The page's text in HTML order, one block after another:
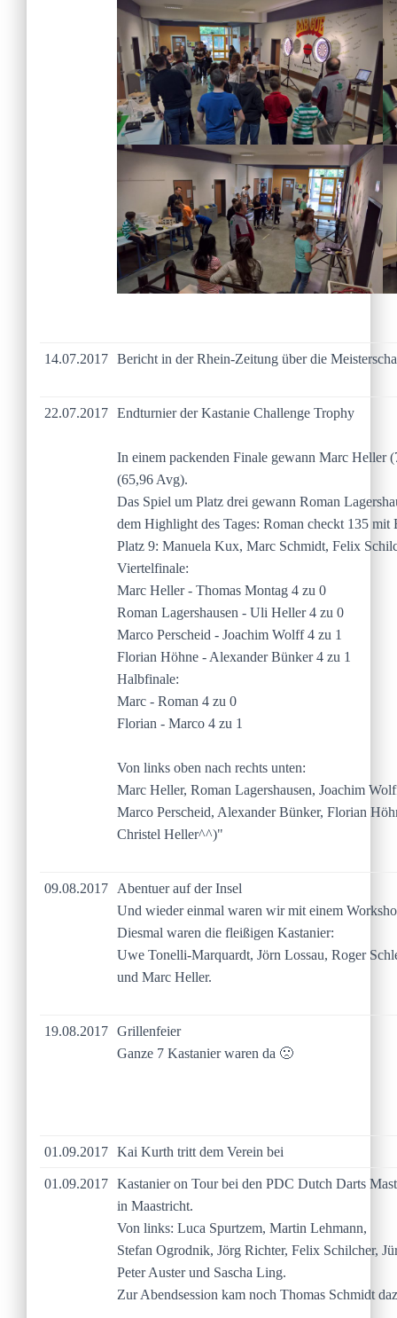
14.07.2017 Bericht in der Rhein-Zeitung über die
22.07.2017 Endturnier der Kastanie Challenge Trophy
In einem packenden Finale gewann Marc Heller
(65,96 Avg).
Das Spiel um Platz drei gewann Roman
dem Highlight des Tages: Roman checkt 135
Platz 9: Manuela Kux, Marc Schmidt, Felix
Viertelfinale:
Marc Heller - Thomas Montag 4 zu 0
Roman Lagershausen - Uli Heller 4 zu 0
Marco Perscheid - Joachim Wolff 4 zu 1
Florian Höhne - Alexander Bünker 4 zu 1
Halbfinale:
Marc - Roman 4 zu 0
Florian - Marco 4 zu 1
Von links oben nach rechts unten:
Marc Heller, Roman Lagershausen, Joachim
Marco Perscheid, Alexander Bünker, Florian
Christel Heller^^)"
09.08.2017
Abentuer auf der Insel
Und wieder einmal waren wir mit einem
Diesmal waren die fleißigen Kastanier:
Uwe Tonelli-Marquardt, Jörn Lossau, Roger
und Marc Heller.
19.08.2017 Grillenfeier
Ganze 7 Kastanier waren da 🙁
01.09.2017 Kai Kurth tritt dem Verein bei
01.09.2017 Kastanier on Tour bei den PDC Dutch Darts
in Maastricht.
Von links: Luca Spurtzem, Martin Lehmann,
Stefan Ogrodnik, Jörg Richter, Felix Schilcher,
Peter Auster und Sascha Ling.
Zur Abendsession kam noch Thomas Schmidt